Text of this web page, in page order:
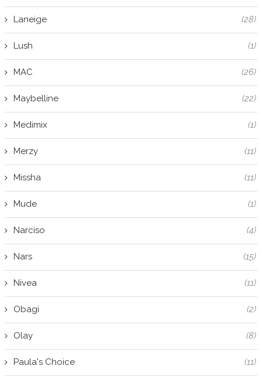
Laneige (28)
Lush (1)
MAC (26)
Maybelline (22)
Medimix (1)
Merzy (11)
Missha (11)
Mude (1)
Narciso (4)
Nars (15)
Nivea (11)
Obagi (2)
Olay (8)
Paula's Choice (11)